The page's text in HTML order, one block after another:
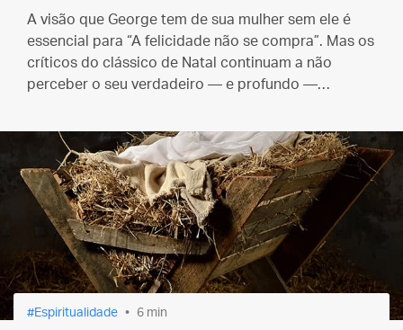
A visão que George tem de sua mulher sem ele é
essencial para “A felicidade não se compra”. Mas os
críticos do clássico de Natal continuam a não
perceber o seu verdadeiro — e profundo —
Espiritualidade 6 min